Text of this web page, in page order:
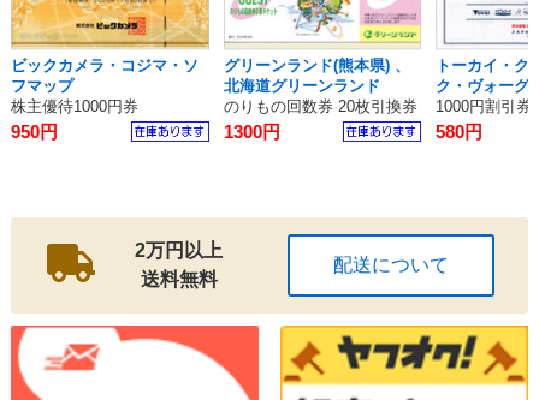
ビックカメラ・コジマ・ソ
フマップ
株主優待1000円券
950円
グリーンランド(熊本県) 、
北海道グリーンランド
のりもの回数券 20枚引換券
1300円
トーカイ・ク
ク・ヴォーグ
ンクラフトホ
ス
1000円割引券
580円
2万円以上
送料無料
配送について